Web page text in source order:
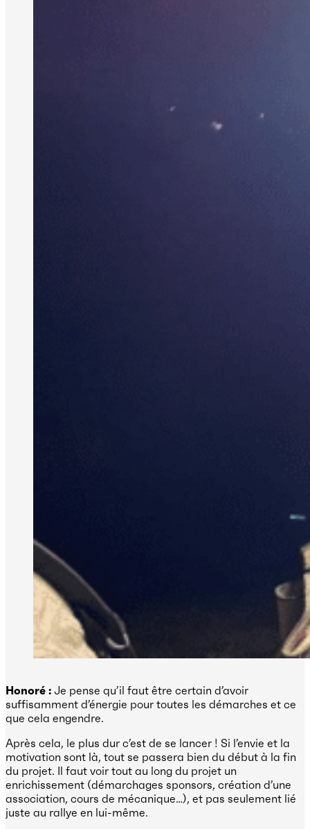
Honoré : Je pense qu’il faut être certain d’avoir
suffisamment d’énergie pour toutes les démarches et ce
que cela engendre.
Après cela, le plus dur c’est de se lancer ! Si l’envie et la
motivation sont là, tout se passera bien du début à la fin
du projet. Il faut voir tout au long du projet un
enrichissement (démarchages sponsors, création d’une
association, cours de mécanique…), et pas seulement lié
juste au rallye en lui-même.